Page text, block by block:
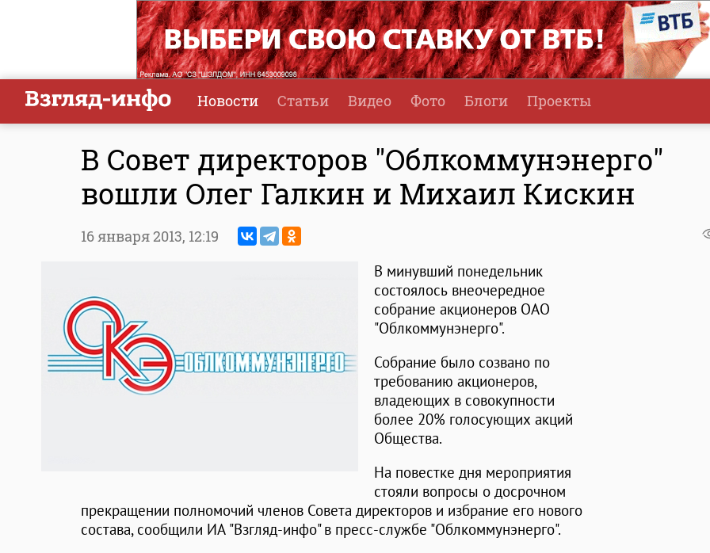
Новости Статьи Видео Фото Блоги Проекты
В Совет директоров "Облкоммунэнерго"
вошли Олег Галкин и Михаил Кискин
16 января 2013, 12:19
В минувший понедельник
состоялось внеочередное
собрание акционеров ОАО
"Облкоммунэнерго".
Собрание было созвано по
требованию акционеров,
владеющих в совокупности
более 20% голосующих акций
Общества.
На повестке дня мероприятия
стояли вопросы о досрочном
прекращении полномочий членов Совета директоров и избрание его нового
состава, сообщили ИА "Взгляд-инфо" в пресс-службе "Облкоммунэнерго".